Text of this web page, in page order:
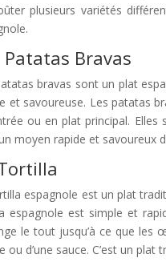
plusieurs variétés
Patatas Bravas
bravas sont un plat
et savoureuse. Les patatas
ou en plat principal.
moyen rapide et savoureux
espagnole est un plat
espagnole est simple et
le tout jusqu’à ce que les
ou d’une sauce. C’est un